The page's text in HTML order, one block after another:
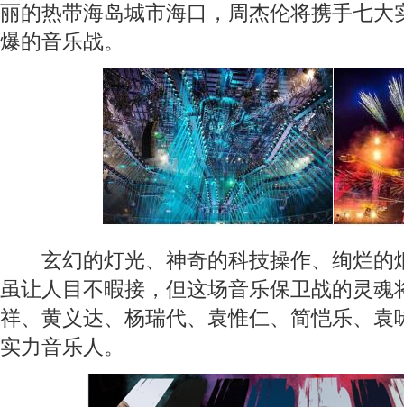
丽的热带海岛城市海口，周杰伦将携手七大
爆的音乐战。
玄幻的灯光、神奇的科技操作、绚烂的
虽让人目不暇接，但这场音乐保卫战的灵魂
祥、黄义达、杨瑞代、袁惟仁、简恺乐、袁
实力音乐人。